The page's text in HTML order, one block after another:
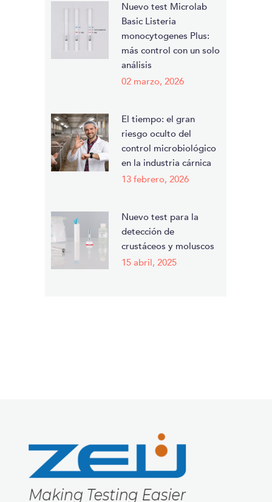
Nuevo test Microlab
Basic Listeria
monocytogenes Plus:
más control con un solo
análisis
02 marzo, 2026
El tiempo: el gran
riesgo oculto del
control microbiológico
en la industria cárnica
13 febrero, 2026
Nuevo test para la
detección de
crustáceos y moluscos
15 abril, 2025